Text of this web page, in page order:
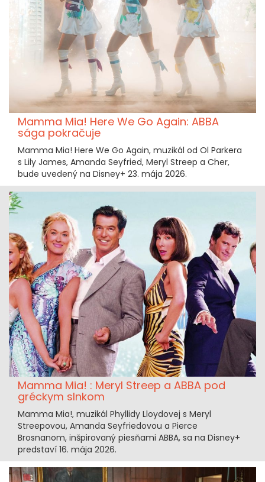
Mamma Mia! Here We Go Again: ABBA
sága pokračuje
Mamma Mia! Here We Go Again, muzikál od Ol Parkera
s Lily James, Amanda Seyfried, Meryl Streep a Cher,
bude uvedený na Disney+ 23. mája 2026.
Mamma Mia! : Meryl Streep a ABBA pod
gréckym slnkom
Mamma Mia!, muzikál Phyllidy Lloydovej s Meryl
Streepovou, Amanda Seyfriedovou a Pierce
Brosnanom, inšpirovaný piesňami ABBA, sa na Disney+
predstaví 16. mája 2026.